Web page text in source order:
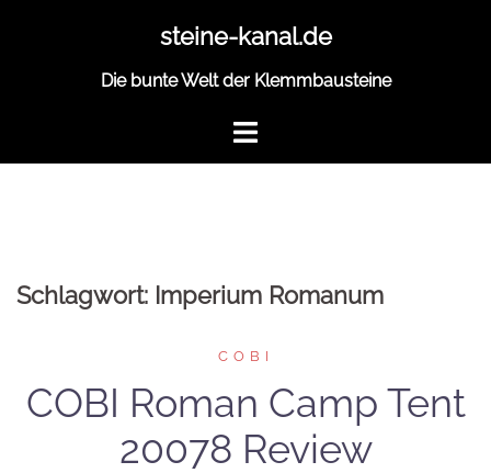
steine-kanal.de
Die bunte Welt der Klemmbausteine
Schlagwort: Imperium Romanum
COBI
COBI Roman Camp Tent
20078 Review